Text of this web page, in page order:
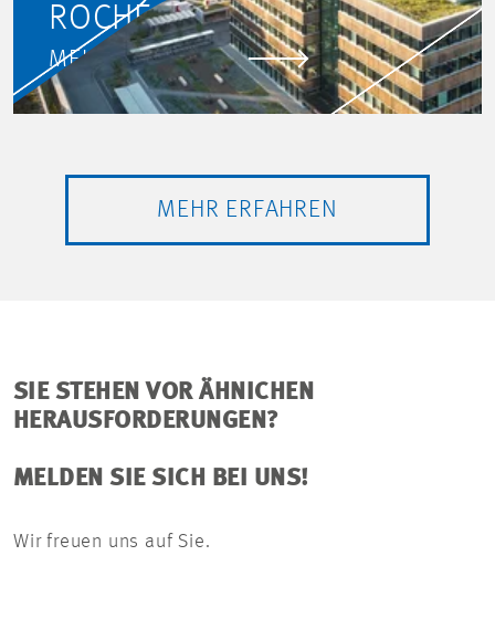
ROCHE LEAP, PENZBERG
MEHR ERFAHREN
MEHR ERFAHREN
SIE STEHEN VOR ÄHNICHEN
HERAUSFORDERUNGEN?
MELDEN SIE SICH BEI UNS!
Wir freuen uns auf Sie.